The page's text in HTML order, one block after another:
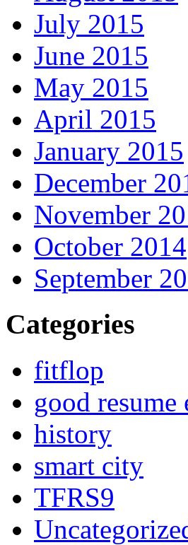
July 2015
June 2015
May 2015
April 2015
January 2015
December
November
October 2014
September
Categories
fitflop
good resume
history
smart city
TFRS9